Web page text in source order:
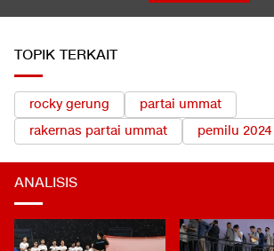
TOPIK TERKAIT
rocky gerung
partai ummat
rakernas partai ummat
pemilu 2024
ANALISIS